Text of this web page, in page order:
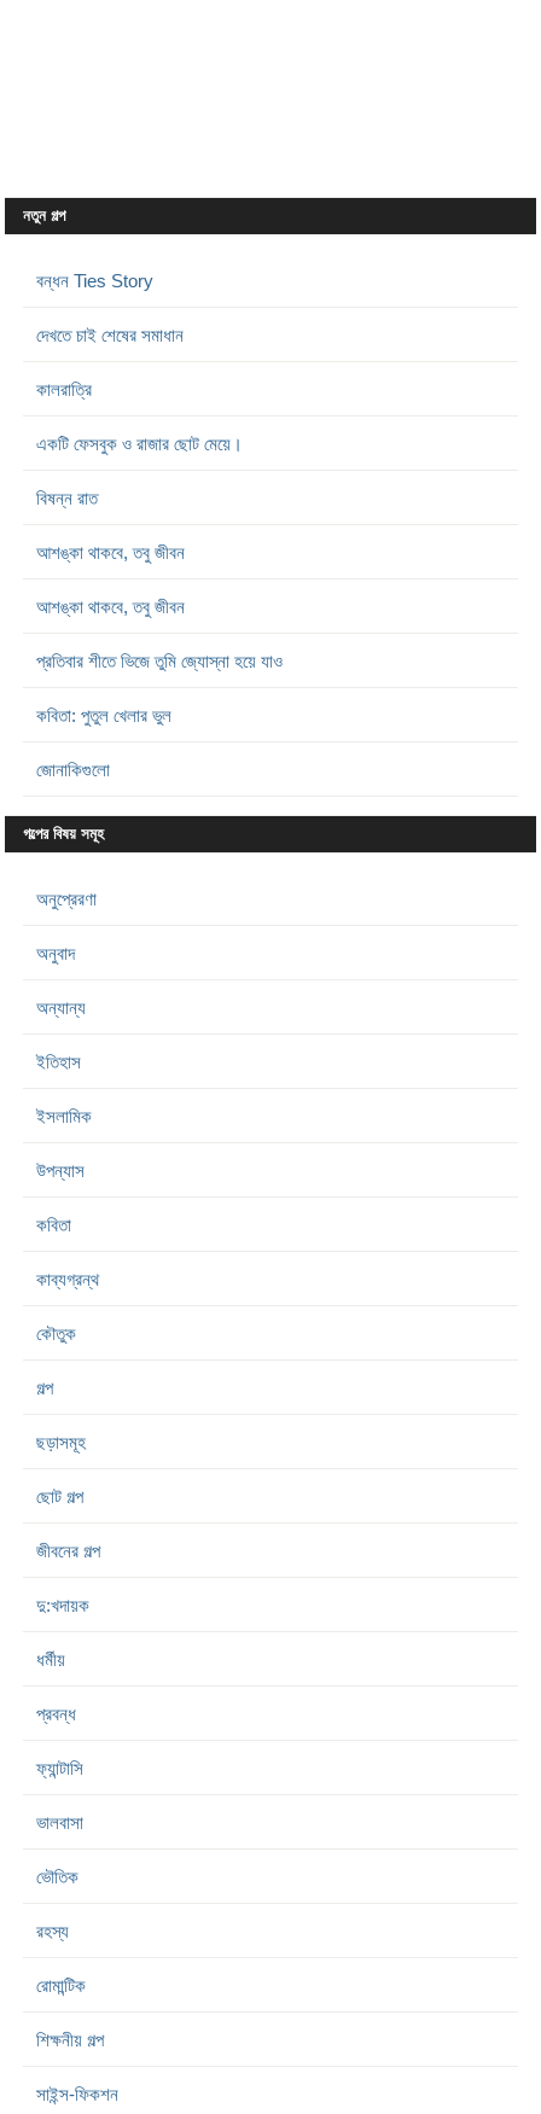
নতুন গল্প
বন্ধন Ties Story
দেখতে চাই শেষের সমাধান
কালরাত্রি
একটি ফেসবুক ও রাজার ছোট মেয়ে।
বিষন্ন রাত
আশঙ্কা থাকবে, তবু জীবন
আশঙ্কা থাকবে, তবু জীবন
প্রতিবার শীতে ভিজে তুমি জ্যোস্না হয়ে যাও
কবিতা: পুতুল খেলার ভুল
জোনাকিগুলো
গল্পের বিষয় সমূহ
অনুপ্রেরণা
অনুবাদ
অন্যান্য
ইতিহাস
ইসলামিক
উপন্যাস
কবিতা
কাব্যগ্রন্থ
কৌতুক
গল্প
ছড়াসমূহ
ছোট গল্প
জীবনের গল্প
দু:খদায়ক
ধর্মীয়
প্রবন্ধ
ফ্যান্টাসি
ভালবাসা
ভৌতিক
রহস্য
রোমান্টিক
শিক্ষনীয় গল্প
সাইন্স-ফিকশন